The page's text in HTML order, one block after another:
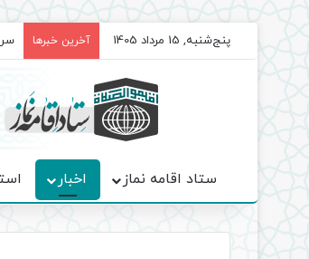
پنج‌شنبه, 15 مرداد 1405 آخرین خبرها
ستاد اقامه نماز اخبار